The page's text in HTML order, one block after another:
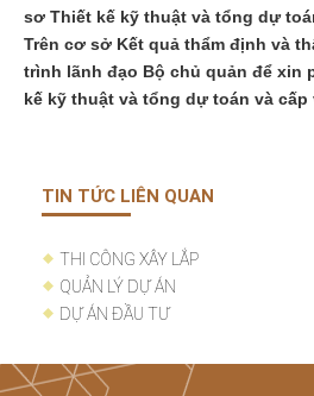
sơ Thiết kế kỹ thuật và tổng dự
Trên cơ sở Kết quả thẩm định và
trình lãnh đạo Bộ chủ quản để xin
kế kỹ thuật và tổng dự toán và cấp
TIN TỨC LIÊN QUAN
THI CÔNG XÂY LẮP
QUẢN LÝ DỰ ÁN
DỰ ÁN ĐẦU TƯ